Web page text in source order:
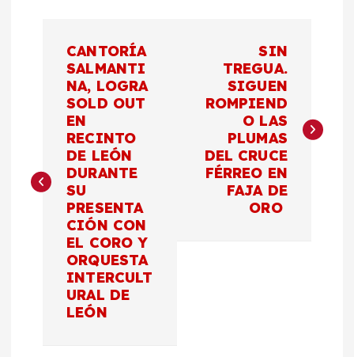
g
CANTORÍA
SALMANTI
NA, LOGRA
SOLD OUT
EN
RECINTO
DE LEÓN
DURANTE
SU
PRESENTA
CIÓN CON
EL CORO Y
ORQUESTA
INTERCULT
URAL DE
LEÓN
SIN
TREGUA.
SIGUEN
ROMPIEND
O LAS
PLUMAS
DEL CRUCE
FÉRREO EN
FAJA DE
ORO